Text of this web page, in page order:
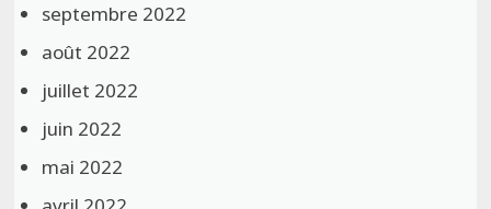
septembre 2022
août 2022
juillet 2022
juin 2022
mai 2022